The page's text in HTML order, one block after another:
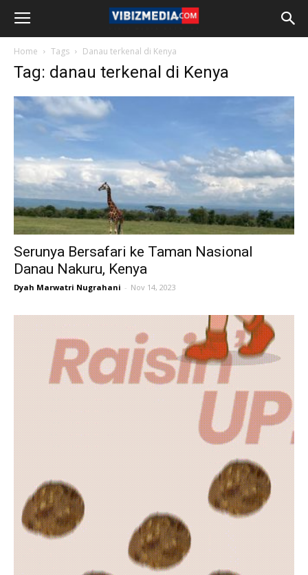
Home Tags Danau terkenal di Kenya
Tag: danau terkenal di Kenya
Serunya Bersafari ke Taman Nasional
Danau Nakuru, Kenya
Dyah Marwatri Nugrahani - Nov 14, 2023